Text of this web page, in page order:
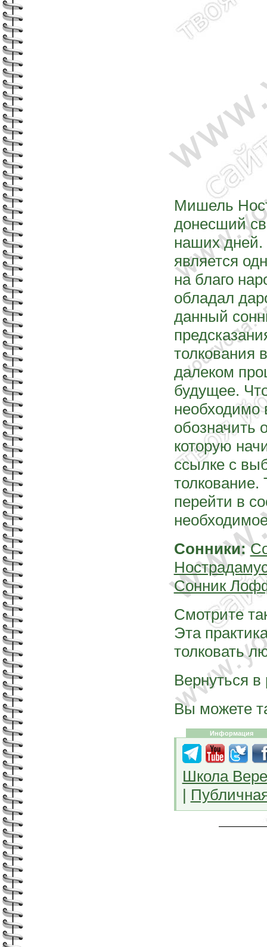
Мишель
донесший
наших дней.
является
на благо
обладал
данный
толкования
далеком
будущее.
необходимо
обозначить
которую
ссылке с
перейти в
Сонники:
Сонник
Смотрите
Эта
толковать
Вернуться
Вы можете
Информация
Школа
|